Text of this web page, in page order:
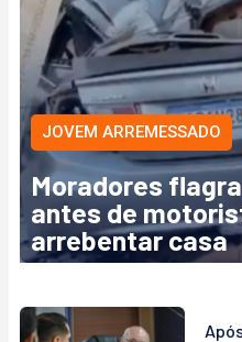
JOVEM ARREMESSADO
Moradores
antes de
arrebentar casa